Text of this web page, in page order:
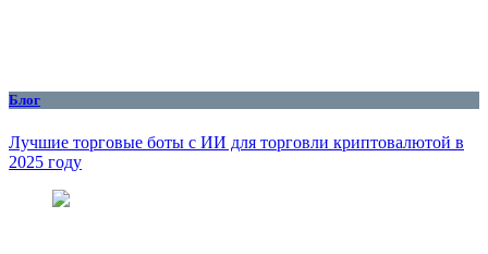
Блог
Лучшие торговые боты с ИИ для торговли криптовалютой в
2025 году